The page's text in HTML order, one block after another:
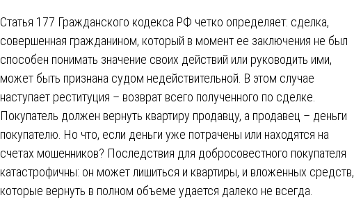
Статья 177 Гражданского кодекса РФ четко определяет: сделка,
совершенная гражданином, который в момент ее заключения не был
способен понимать значение своих действий или руководить ими,
может быть признана судом недействительной. В этом случае
наступает реституция – возврат всего полученного по сделке.
Покупатель должен вернуть квартиру продавцу, а продавец – деньги
покупателю. Но что, если деньги уже потрачены или находятся на
счетах мошенников? Последствия для добросовестного покупателя
катастрофичны: он может лишиться и квартиры, и вложенных средств,
которые вернуть в полном объеме удается далеко не всегда.